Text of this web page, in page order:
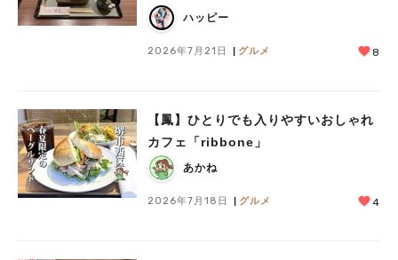
ハッピー
2026年7月21日 グルメ 8
【鳳】ひとりでも入りやすいおしゃれ
カフェ「ribbone」
あかね
2026年7月18日 グルメ 4